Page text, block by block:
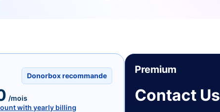
Donorbox recommande
/mois
with yearly billing
Premium
Contact Us